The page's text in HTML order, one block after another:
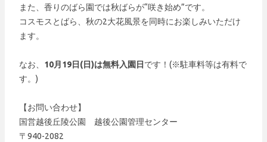
また、香りのばら園では秋ばらが“咲き始め”です。
コスモスとばら、秋の2大花風景を同時にお楽しみいただけ
ます。
なお、 10月19日(日)は無料入園日 です！(※駐車料等は有料で
す。)
【お問い合わせ】
国営越後丘陵公園 越後公園管理センター
〒940-2082